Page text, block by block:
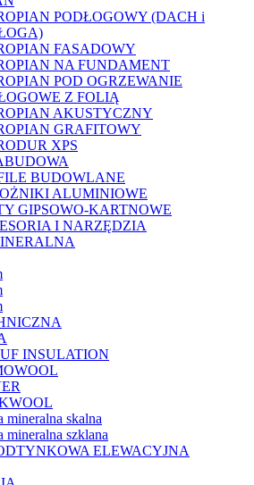
PODŁOGOWY (DACH i
FASADOWY
NA FUNDAMENT
POD OGRZEWANIE
Z FOLIĄ
AKUSTYCZNY
GRAFITOWY
XPS
BUDOWLANE
ALUMINIOWE
GIPSOWO-KARTNOWE
I NARZĘDZIA
INSULATION
mineralna skalna
mineralna szklana
ELEWACYJNA